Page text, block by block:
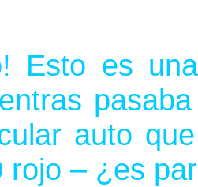
Esto es
auto
rojo – ¿es